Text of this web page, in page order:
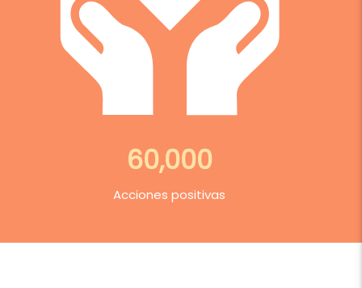
60,000
Acciones positivas